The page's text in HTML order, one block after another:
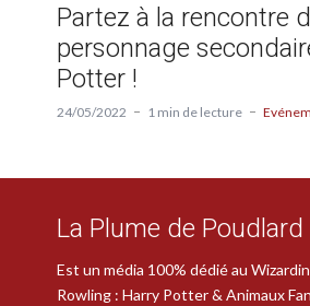
Partez à la rencontre
personnage
Potter !
24/05/2022 1 min de lecture
La Plume de Poudlard
Est un média 100% dédié au
Rowling : Harry Potter & Animaux